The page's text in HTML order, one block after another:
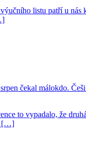
listu patří u nás
čekal málokdo.
to vypadalo, že
[…]